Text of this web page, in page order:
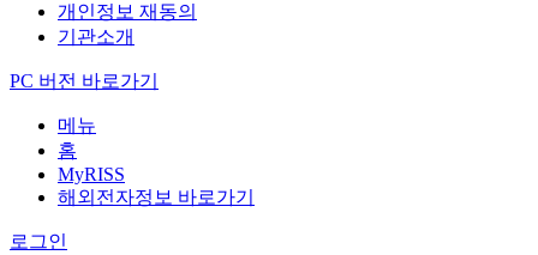
개인정보 재동의
기관소개
PC 버전 바로가기
메뉴
홈
MyRISS
해외전자정보 바로가기
로그인